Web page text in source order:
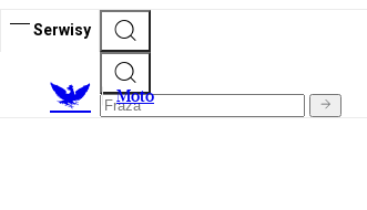
Serwisy
Moto